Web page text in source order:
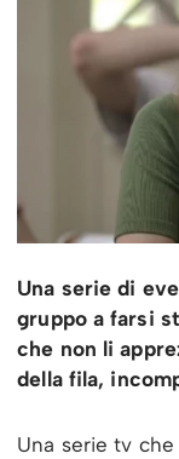
Una serie di
gruppo a farsi
che non li
della fila,
Una serie tv